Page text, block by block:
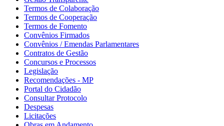
Termos de Colaboração
Termos de Cooperação
Termos de Fomento
Convênios Firmados
Convênios / Emendas Parlamentares
Contratos de Gestão
Concursos e Processos
Legislação
Recomendações - MP
Portal do Cidadão
Consultar Protocolo
Despesas
Licitações